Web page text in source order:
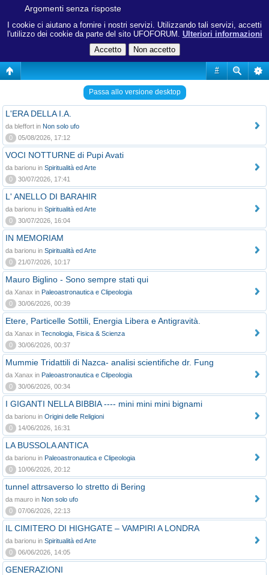
I cookie ci aiutano a fornire i nostri servizi. Utilizzando tali servizi, accetti
l'utilizzo dei cookie da parte del sito UFOFORUM. Ulteriori informazioni
#
Argomenti senza risposte
Passa allo versione desktop
L'ERA DELLA I.A.
da bleffort in Non solo ufo
0
05/08/2026, 17:12
VOCI NOTTURNE di Pupi Avati
da barionu in Spiritualità ed Arte
0
30/07/2026, 17:41
L' ANELLO DI BARAHIR
da barionu in Spiritualità ed Arte
0
30/07/2026, 16:04
IN MEMORIAM
da barionu in Spiritualità ed Arte
0
21/07/2026, 10:17
Mauro Biglino - Sono sempre stati qui
da Xanax in Paleoastronautica e Clipeologia
0
30/06/2026, 00:39
Etere, Particelle Sottili, Energia Libera e Antigravità.
da Xanax in Tecnologia, Fisica & Scienza
0
30/06/2026, 00:37
Mummie Tridattili di Nazca- analisi scientifiche dr. Fung
da Xanax in Paleoastronautica e Clipeologia
0
30/06/2026, 00:34
I GIGANTI NELLA BIBBIA ---- mini mini mini bignami
da barionu in Origini delle Religioni
0
14/06/2026, 16:31
LA BUSSOLA ANTICA
da barionu in Paleoastronautica e Clipeologia
0
10/06/2026, 20:12
tunnel attrsaverso lo stretto di Bering
da mauro in Non solo ufo
0
07/06/2026, 22:13
IL CIMITERO DI HIGHGATE – VAMPIRI A LONDRA
da barionu in Spiritualità ed Arte
0
06/06/2026, 14:05
GENERAZIONI